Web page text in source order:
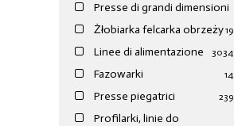
Presse di grandi dimensioni
19
Żłobiarka felcarka obrzeży
34
Linee di alimentazione 30
Fazowarki 14
Presse piegatrici 239
Profilarki, linie do